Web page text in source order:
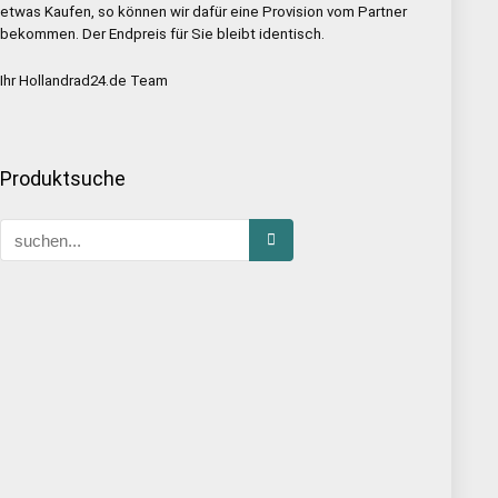
etwas Kaufen, so können wir dafür eine Provision vom Partner
bekommen. Der Endpreis für Sie bleibt identisch.
Ihr Hollandrad24.de Team
Produktsuche